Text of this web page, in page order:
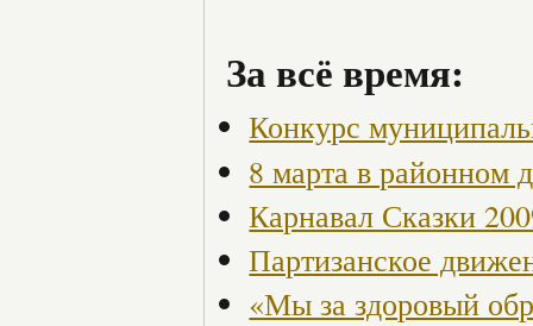
За всё время:
Конкурс
8 марта в районном
Карнавал Сказки
Партизанское
«Мы за здоровый